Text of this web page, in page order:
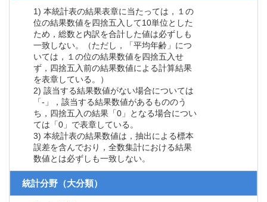
1) 本統計表の結果表章に当たっては，１の
位の結果数値を四捨五入して10単位とした
ため，総数と内訳を合計した値は必ずしも
一致しない。（ただし，「平均年齢」につ
いては，１の位の結果数値を四捨五入せ
ず，四捨五入前の結果数値による計算結果
を表章している。）
2) 該当する結果数値がない場合については
「-」，該当する結果数値があるもののう
ち，四捨五入の結果「0」となる場合につい
ては「0」で表章している。
3) 本統計表の結果数値は，抽出による標本
誤差を含んでおり，全数集計における結果
数値とは必ずしも一致しない。
統計分野（大分類）